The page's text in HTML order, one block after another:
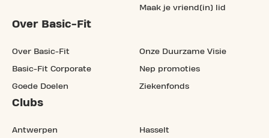
Maak je vriend(in) lid
Over Basic-Fit
Over Basic-Fit
Basic-Fit Corporate
Goede Doelen
Onze Duurzame Visie
Nep promoties
Ziekenfonds
Clubs
Antwerpen Hasselt